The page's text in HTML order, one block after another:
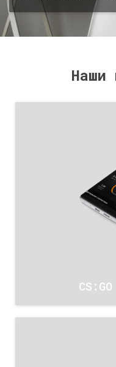
Наши